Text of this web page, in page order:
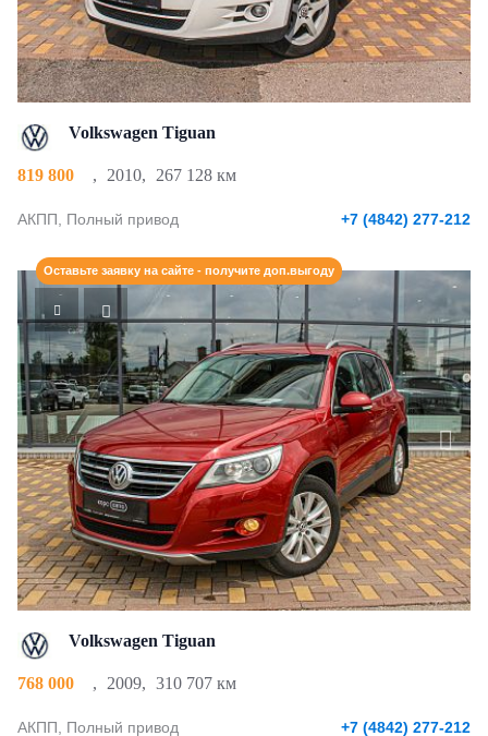
Volkswagen Tiguan
819 800 , 2010, 267 128 км
АКПП, Полный привод +7 (4842) 277-212
Оставьте заявку на сайте - получите доп.выгоду
Volkswagen Tiguan
768 000 , 2009, 310 707 км
АКПП, Полный привод +7 (4842) 277-212